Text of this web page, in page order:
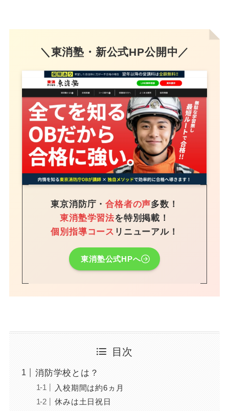
＼東消塾・新公式HP公開中／
東京消防庁・合格者の声多数！
東消塾学習法を特別掲載！
個別指導コース リニューアル！
東消塾公式HPへ
目次
消防学校とは？
入校期間は約6ヵ月
休みは土日祝日